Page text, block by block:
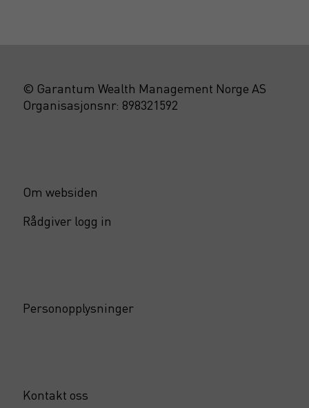
© Garantum Wealth Management Norge AS
Organisasjonsnr: 898321592
Om websiden
Rådgiver logg in
Personopplysninger
Kontakt oss